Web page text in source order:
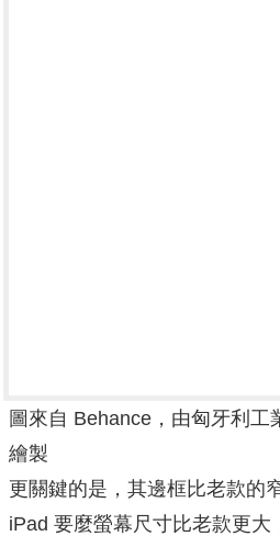
圖來自 Behance，由匈牙利工
繪製
更關鍵的是，其邊框比老款的
iPad 要麼螢幕尺寸比老款更